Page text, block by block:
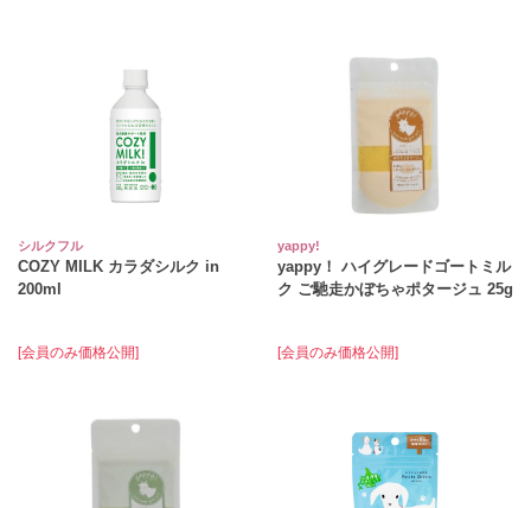
シルクフル
COZY MILK カラダシルク in
200ml
[会員のみ価格公開]
yappy!
yappy！ ハイグレードゴートミル
ク ご馳走かぼちゃポタージュ 25g
[会員のみ価格公開]